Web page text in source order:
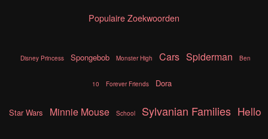
Populaire Zoekwoorden
Disney Princess Spongebob Monster High Cars Spiderman Ben
10 Forever Friends Dora
Star Wars Minnie Mouse School Sylvanian Families Hello